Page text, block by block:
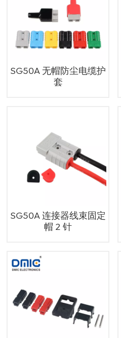
SG50A 无帽防尘电缆护
套
SG50A 连接器线束固定
帽 2 针